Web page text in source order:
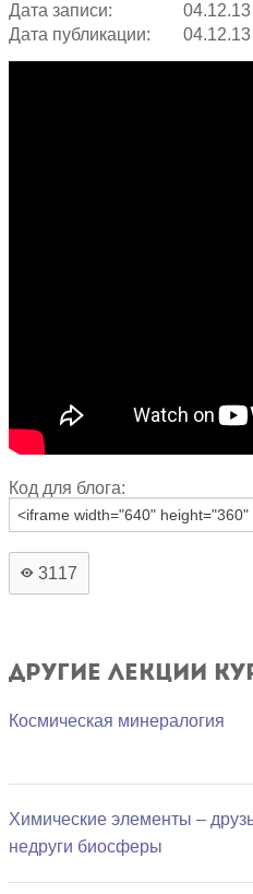
Дата записи:
04.12.13
Дата публикации:
04.12.13
Код для блога:
3117
Другие лекции
Космическая минералогия
Химические элементы –
недруги биосферы